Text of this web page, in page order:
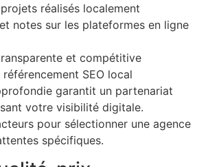
réalisés localement
et notes sur les plateformes en ligne
et compétitive
SEO local
garantit un partenariat
votre visibilité digitale.
pour sélectionner une agence
spécifiques.